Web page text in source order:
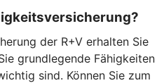
der R+V erhalten Sie
grundlegende Fähigkeiten
sind. Können Sie zum